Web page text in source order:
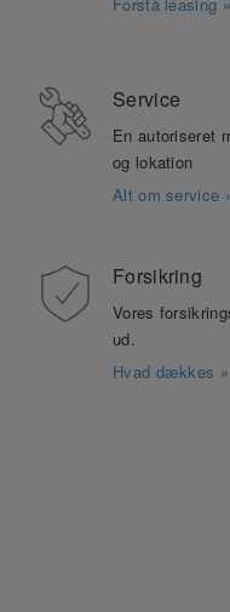
Service
En autoriseret
og lokation
Alt om service
Forsikring
Vores
ud.
Hvad dækkes »